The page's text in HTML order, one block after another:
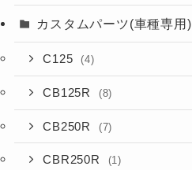
カスタムパーツ(車種専用)
C125 (4)
CB125R (8)
CB250R (7)
CBR250R (1)